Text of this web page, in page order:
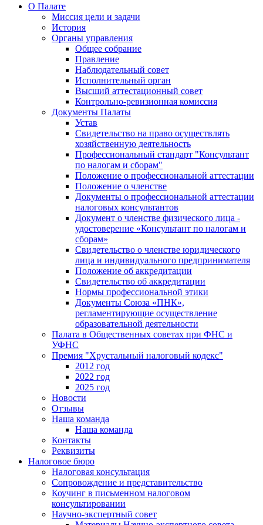
О Палате
Миссия цели и задачи
История
Органы управления
Общее собрание
Правление
Наблюдательный совет
Исполнительный орган
Высший аттестационный совет
Контрольно-ревизионная комиссия
Документы Палаты
Устав
Свидетельство на право осуществлять
хозяйственную деятельность
Профессиональный стандарт "Консультант
по налогам и сборам"
Положение о профессиональной аттестации
Положение о членстве
Документы о профессиональной аттестации
налоговых консультантов
Документ о членстве физического лица -
удостоверение «Консультант по налогам и
сборам»
Свидетельство о членстве юридического
лица и индивидуального предпринимателя
Положение об аккредитации
Свидетельство об аккредитации
Нормы профессиональной этики
Документы Союза «ПНК»,
регламентирующие осуществление
образовательной деятельности
Палата в Общественных советах при ФНС и
УФНС
Премия "Хрустальный налоговый кодекс"
2012 год
2022 год
2025 год
Новости
Отзывы
Наша команда
Наша команда
Контакты
Реквизиты
Налоговое бюро
Налоговая консультация
Cопровождение и представительство
Коучинг в письменном налоговом
консультировании
Научно-экспертный совет